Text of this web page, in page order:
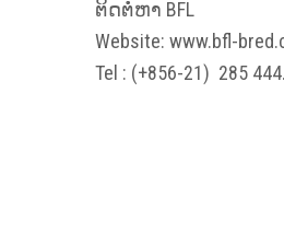
ຕິດຕໍ່ຫາ BFL
Website: www.bfl-
Tel : (+856-21) 285 444.